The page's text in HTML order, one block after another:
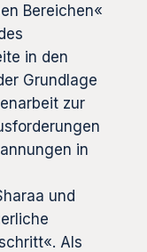
Bereichen«
in den
Grundlage
zur
in
und
Als